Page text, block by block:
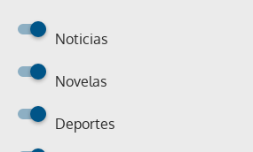
Noticias
Novelas
Deportes